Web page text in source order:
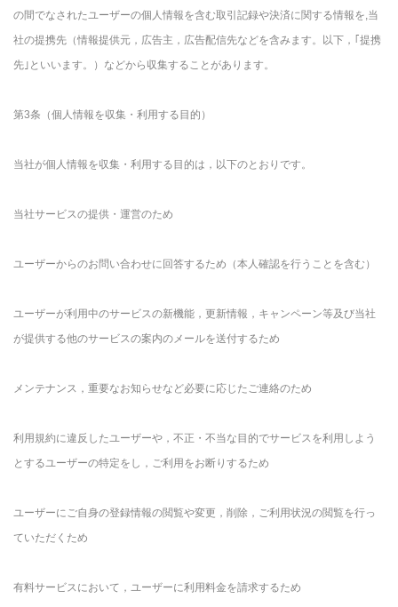
の間でなされたユーザーの個人情報を含む取引記録や決済に関する情報を,当
社の提携先（情報提供元，広告主，広告配信先などを含みます。以下，｢提携
先｣といいます。）などから収集することがあります。
第3条（個人情報を収集・利用する目的）
当社が個人情報を収集・利用する目的は，以下のとおりです。
当社サービスの提供・運営のため
ユーザーからのお問い合わせに回答するため（本人確認を行うことを含む）
ユーザーが利用中のサービスの新機能，更新情報，キャンペーン等及び当社
が提供する他のサービスの案内のメールを送付するため
メンテナンス，重要なお知らせなど必要に応じたご連絡のため
利用規約に違反したユーザーや，不正・不当な目的でサービスを利用しよう
とするユーザーの特定をし，ご利用をお断りするため
ユーザーにご自身の登録情報の閲覧や変更，削除，ご利用状況の閲覧を行っ
ていただくため
有料サービスにおいて，ユーザーに利用料金を請求するため